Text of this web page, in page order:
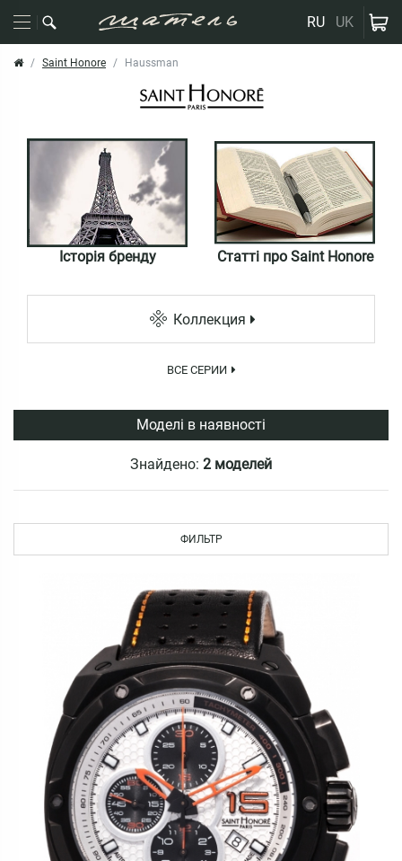
RU UK
Saint Honore Haussman
Історія бренду Статті про Saint Honore
Коллекция
ВСЕ СЕРИИ
Моделі в наявності
Знайдено: 2 моделей
ФИЛЬТР